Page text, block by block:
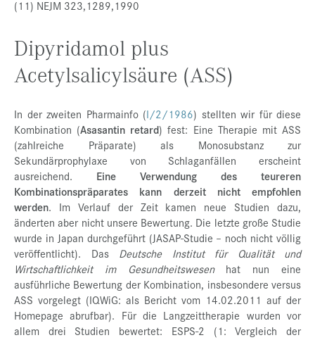
(11) NEJM 323,1289,1990
Dipyridamol plus
Acetylsalicylsäure (ASS)
In der zweiten Pharmainfo (I/2/1986) stellten wir für diese
Kombination (Asasantin retard) fest: Eine Therapie mit ASS
(zahlreiche Präparate) als Monosubstanz zur
Sekundärprophylaxe von Schlaganfällen erscheint
ausreichend. Eine Verwendung des teureren
Kombinationspräparates kann derzeit nicht empfohlen
werden. Im Verlauf der Zeit kamen neue Studien dazu,
änderten aber nicht unsere Bewertung. Die letzte große Studie
wurde in Japan durchgeführt (JASAP-Studie – noch nicht völlig
veröffentlicht). Das Deutsche Institut für Qualität und
Wirtschaftlichkeit im Gesundheitswesenhat nun eine
ausführliche Bewertung der Kombination, insbesondere versus
ASS vorgelegt (IQWiG: als Bericht vom 14.02.2011 auf der
Homepage abrufbar). Für die Langzeittherapie wurden vor
allem drei Studien bewertet: ESPS-2 (1: Vergleich der